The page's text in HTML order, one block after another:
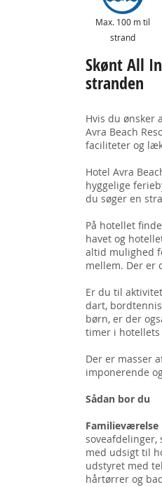
Max. 100 m til
strand
Skønt All
stranden
Hvis du ønsker
Avra Beach
faciliteter og
Hotel Avra
hyggelige
du søger en
På hotellet
havet og
altid mulighed
mellem. Der er
Er du til
dart,
børn, er der
timer i
Der er masser
imponerende
Sådan bor du
Familieværelse
soveafdelinger,
med udsigt til
udstyret med
hårtørrer og